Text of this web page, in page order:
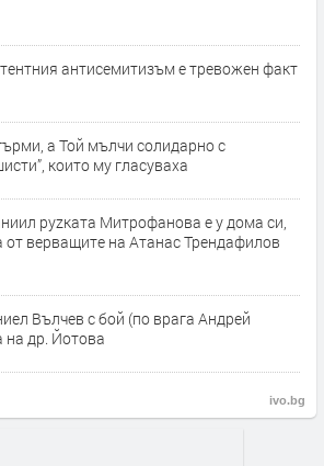
антисемитизъм е тревожен факт
а Той мълчи солидарно с
които му гласуваха
руzката Митрофанова е у дома си,
от верващите на Атанас Трендафилов
Вълчев с бой (по врага Андрей
на др. Йотова
ivo.bg